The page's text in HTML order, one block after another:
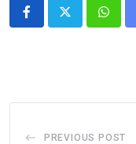
PREVIOUS POST